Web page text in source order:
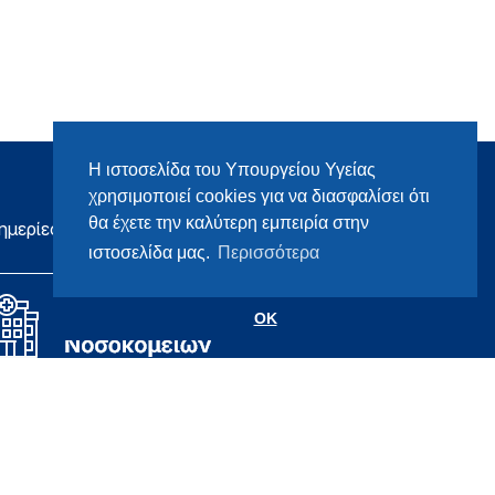
Η ιστοσελίδα του Υπουργείου Υγείας
χρησιμοποιεί cookies για να διασφαλίσει ότι
θα έχετε την καλύτερη εμπειρία στην
ιστοσελίδα μας. Περισσότερα
OK